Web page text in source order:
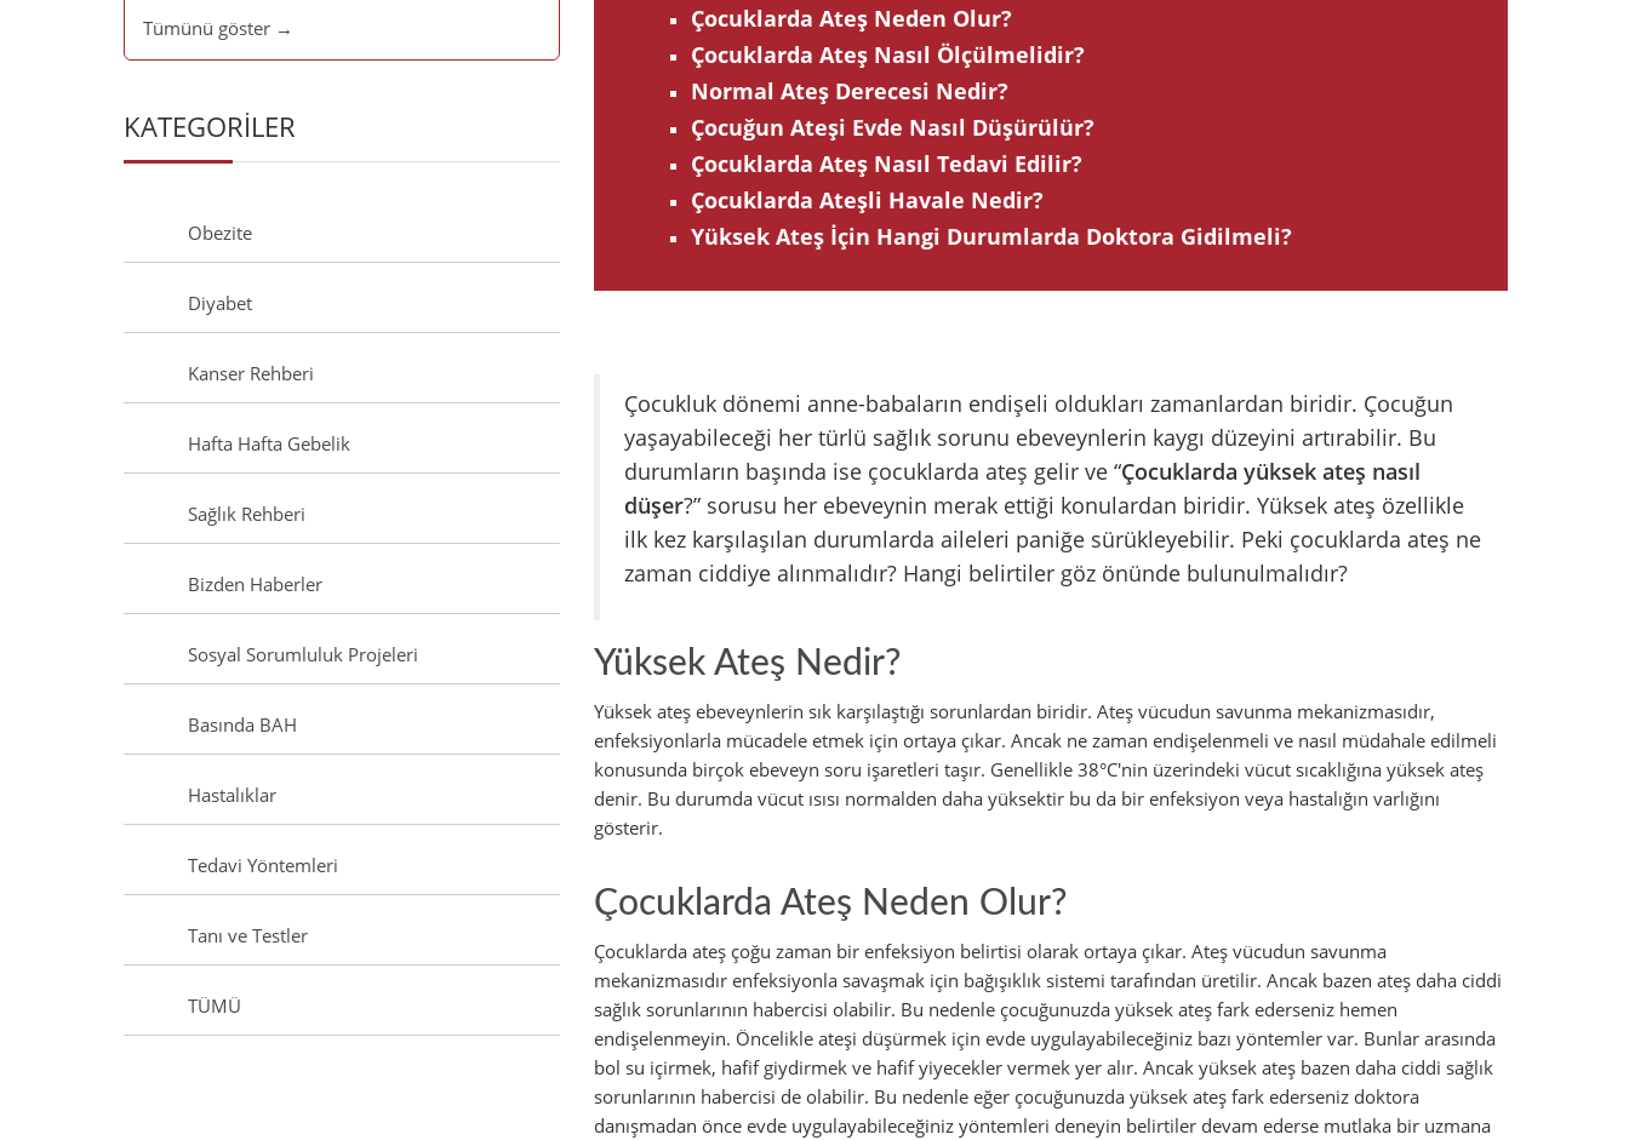
Çocuklarda Ateş Neden Olur?
Çocuklarda Ateş Nasıl Ölçülmelidir?
Normal Ateş Derecesi Nedir?
Çocuğun Ateşi Evde Nasıl Düşürülür?
Çocuklarda Ateş Nasıl Tedavi Edilir?
Çocuklarda Ateşli Havale Nedir?
Yüksek Ateş İçin Hangi Durumlarda Doktora Gidilmeli?
Çocukluk dönemi anne-babaların endişeli oldukları zamanlardan biridir. Çocuğun
yaşayabileceği her türlü sağlık sorunu ebeveynlerin kaygı düzeyini artırabilir. Bu
durumların başında ise çocuklarda ateş gelir ve “Çocuklarda yüksek ateş nasıl
düşer?” sorusu her ebeveynin merak ettiği konulardan biridir. Yüksek ateş özellikle
ilk kez karşılaşılan durumlarda aileleri paniğe sürükleyebilir. Peki çocuklarda ateş ne
zaman ciddiye alınmalıdır? Hangi belirtiler göz önünde bulunulmalıdır?
Yüksek Ateş Nedir?
Yüksek ateş ebeveynlerin sık karşılaştığı sorunlardan biridir. Ateş vücudun savunma mekanizmasıdır,
enfeksiyonlarla mücadele etmek için ortaya çıkar. Ancak ne zaman endişelenmeli ve nasıl müdahale edilmeli
konusunda birçok ebeveyn soru işaretleri taşır. Genellikle 38°C'nin üzerindeki vücut sıcaklığına yüksek ateş
denir. Bu durumda vücut ısısı normalden daha yüksektir bu da bir enfeksiyon veya hastalığın varlığını
gösterir.
Çocuklarda Ateş Neden Olur?
Çocuklarda ateş çoğu zaman bir enfeksiyon belirtisi olarak ortaya çıkar. Ateş vücudun savunma
mekanizmasıdır enfeksiyonla savaşmak için bağışıklık sistemi tarafından üretilir. Ancak bazen ateş daha ciddi
sağlık sorunlarının habercisi olabilir. Bu nedenle çocuğunuzda yüksek ateş fark ederseniz hemen
endişelenmeyin. Öncelikle ateşi düşürmek için evde uygulayabileceğiniz bazı yöntemler var. Bunlar arasında
bol su içirmek, hafif giydirmek ve hafif yiyecekler vermek yer alır. Ancak yüksek ateş bazen daha ciddi sağlık
sorunlarının habercisi de olabilir. Bu nedenle eğer çocuğunuzda yüksek ateş fark ederseniz doktora
danışmadan önce evde uygulayabileceğiniz yöntemleri deneyin belirtiler devam ederse mutlaka bir uzmana
Tümünü göster →
KATEGORİLER
Obezite
Diyabet
Kanser Rehberi
Hafta Hafta Gebelik
Sağlık Rehberi
Bizden Haberler
Sosyal Sorumluluk Projeleri
Basında BAH
Hastalıklar
Tedavi Yöntemleri
Tanı ve Testler
TÜMÜ